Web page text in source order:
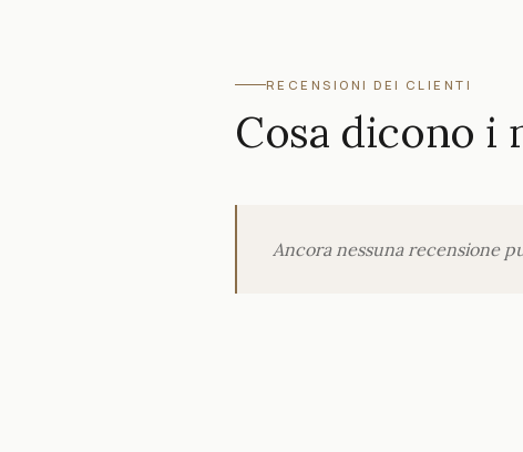
RECENSIONI DEI CLIENTI
Cosa dicono
Ancora nessuna recensione